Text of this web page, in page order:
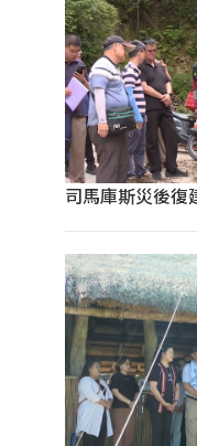
司馬庫斯災後復